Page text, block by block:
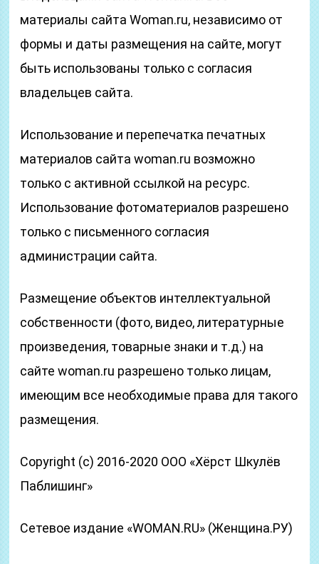
материалы сайта Woman.ru, независимо от
формы и даты размещения на сайте, могут
быть использованы только с согласия
владельцев сайта.
Использование и перепечатка печатных
материалов сайта woman.ru возможно
только с активной ссылкой на ресурс.
Использование фотоматериалов разрешено
только с письменного согласия
администрации сайта.
Размещение объектов интеллектуальной
собственности (фото, видео, литературные
произведения, товарные знаки и т.д.) на
сайте woman.ru разрешено только лицам,
имеющим все необходимые права для такого
размещения.
Copyright (с) 2016-2020 ООО «Хёрст Шкулёв
Паблишинг»
Сетевое издание «WOMAN.RU» (Женщина.РУ)